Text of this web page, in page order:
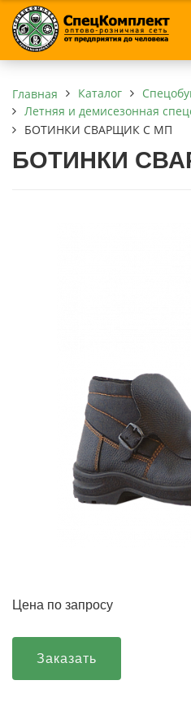
Главная Каталог
Летняя и демисезонная
БОТИНКИ СВАРЩИК С МП
БОТИНКИ
Цена по запросу
Заказать